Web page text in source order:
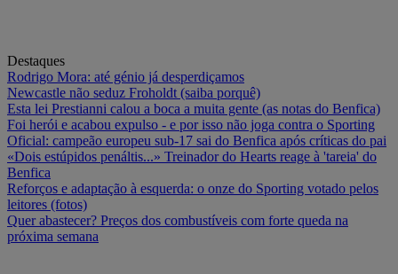
Destaques
Rodrigo Mora: até génio já desperdiçamos
Newcastle não seduz Froholdt (saiba porquê)
Esta lei Prestianni calou a boca a muita gente (as notas do Benfica)
Foi herói e acabou expulso - e por isso não joga contra o Sporting
Oficial: campeão europeu sub-17 sai do Benfica após críticas do pai
«Dois estúpidos penáltis...» Treinador do Hearts reage à 'tareia' do
Benfica
Reforços e adaptação à esquerda: o onze do Sporting votado pelos
leitores (fotos)
Quer abastecer? Preços dos combustíveis com forte queda na
próxima semana